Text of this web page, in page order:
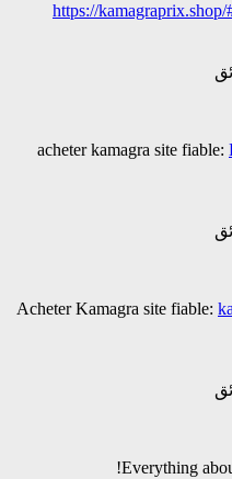
https://kamagraprix.shop/
acheter kamagra site fiable:
Acheter Kamagra site fiable:
Everything